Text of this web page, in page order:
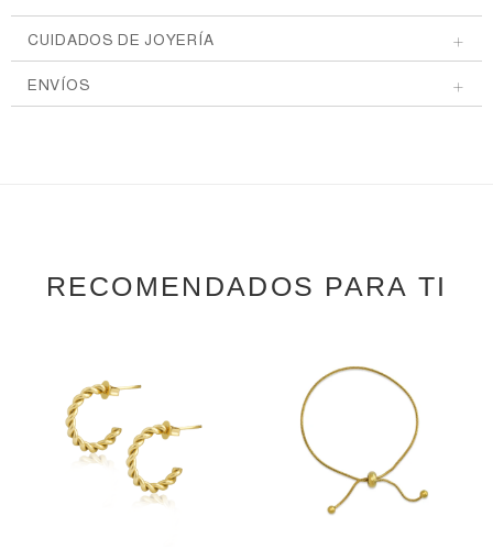
CUIDADOS DE JOYERÍA
ENVÍOS
RECOMENDADOS PARA TI